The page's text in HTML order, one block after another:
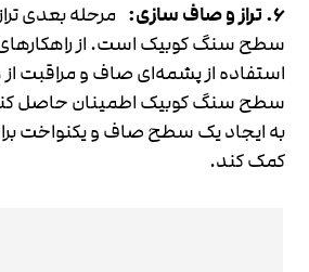
6. تراز و صاف سازی:
مرحله بعدی
سطح سنگ کوبیک است. از
استفاده از پشمه‌ای صاف و مراقبت
سطح سنگ کوبیک اطمینان حاصل
به ایجاد یک سطح صاف و یکنواخت
کمک کند.